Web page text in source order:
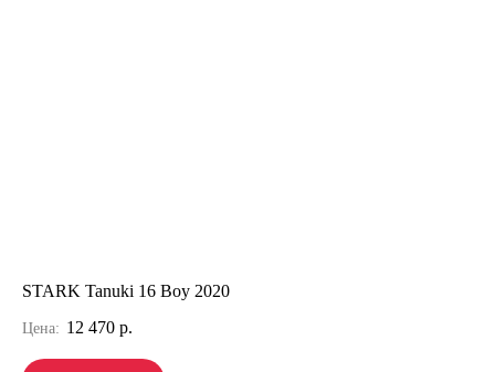
STARK Tanuki 16 Boy 2020
Цена: 12 470 р.